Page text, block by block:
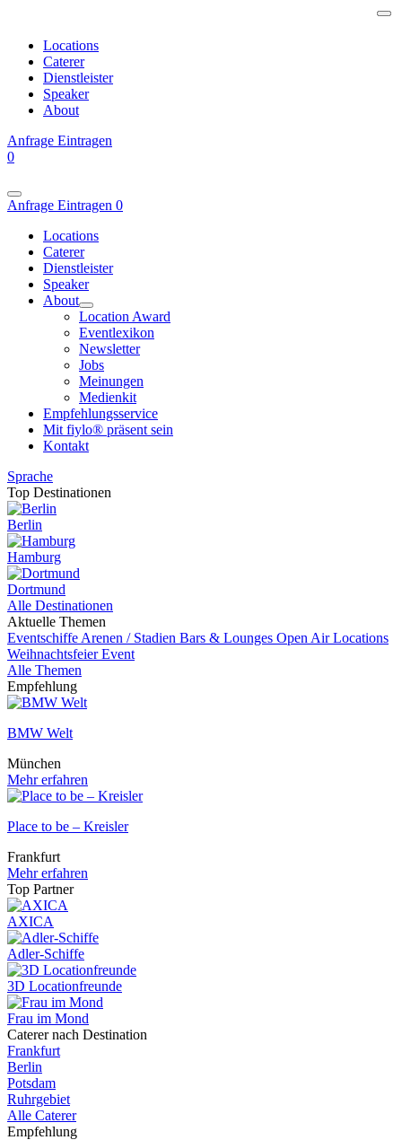
Locations
Caterer
Dienstleister
Speaker
About
Anfrage Eintragen
0
Anfrage Eintragen 0
Locations
Caterer
Dienstleister
Speaker
About
Location Award
Eventlexikon
Newsletter
Jobs
Meinungen
Medienkit
Empfehlungsservice
Mit fiylo® präsent sein
Kontakt
Sprache
Top Destinationen
Berlin
Hamburg
Dortmund
Alle Destinationen
Aktuelle Themen
Eventschiffe Arenen / Stadien Bars & Lounges Open Air Locations
WeihnachtsfeierEvent
Alle Themen
Empfehlung
BMW Welt
München
Mehr erfahren
Place to be – Kreisler
Frankfurt
Mehr erfahren
Top Partner
AXICA
Adler-Schiffe
3D Locationfreunde
Frau im Mond
Caterer nach Destination
Frankfurt
Berlin
Potsdam
Ruhrgebiet
Alle Caterer
Empfehlung